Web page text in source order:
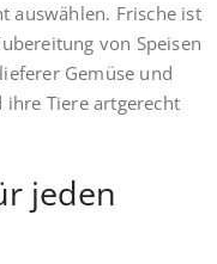
auswählen. Frische ist
von Speisen
Gemüse und
ihre Tiere artgerecht
jeden